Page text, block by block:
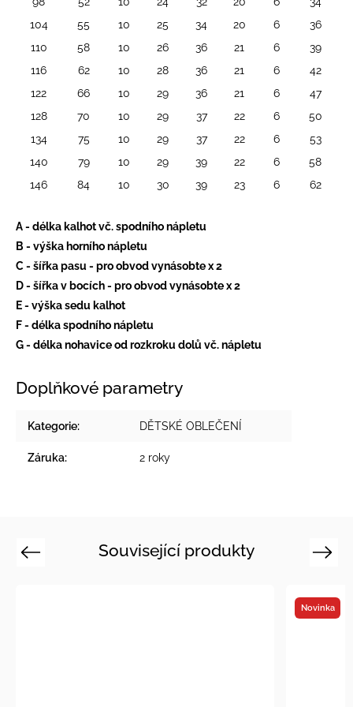
104
55 10 25 34 20 6
36
110
58 10 26 36 21 6
39
116
62 10 28 36 21 6
42
122
66 10 29 36 21 6
47
128
70 10 29 37 22 6
50
134
75 10 29 37 22 6
53
140
79 10 29 39 22 6
58
146
84 10 30 39 23 6 62
A - délka kalhot vč. spodního nápletu
B - výška horního nápletu
C - šířka pasu - pro obvod vynásobte x 2
D - šířka v bocích - pro obvod vynásobte x 2
E - výška sedu kalhot
F - délka spodního nápletu
G - délka nohavice od rozkroku dolů vč. nápletu
Doplňkové parametry
Kategorie: DĚTSKÉ OBLEČENÍ
Záruka: 2 roky
Související produkty
Previous
Novinka
Next